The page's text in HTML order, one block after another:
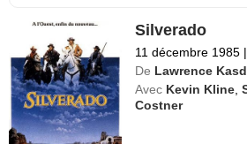
Silverado
11 décembre 1985 |
De Lawrence
Avec Kevin Kline ,
Costner